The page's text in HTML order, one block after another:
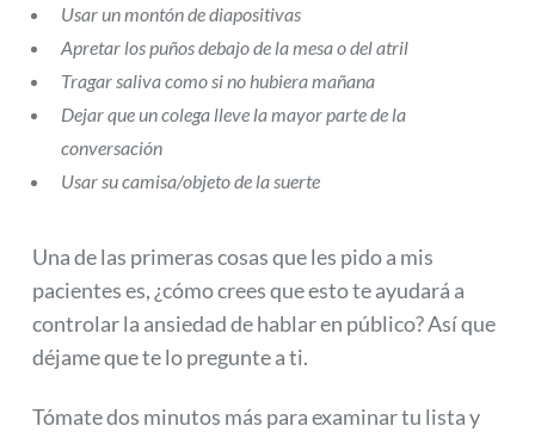
Usar un montón de diapositivas
Apretar los puños debajo de la mesa o del atril
Tragar saliva como si no hubiera mañana
Dejar que un colega lleve la mayor parte de la
conversación
Usar su camisa/objeto de la suerte
Una de las primeras cosas que les pido a mis
pacientes es, ¿cómo crees que esto te ayudará a
controlar la ansiedad de hablar en público? Así que
déjame que te lo pregunte a ti.
Tómate dos minutos más para examinar tu lista y